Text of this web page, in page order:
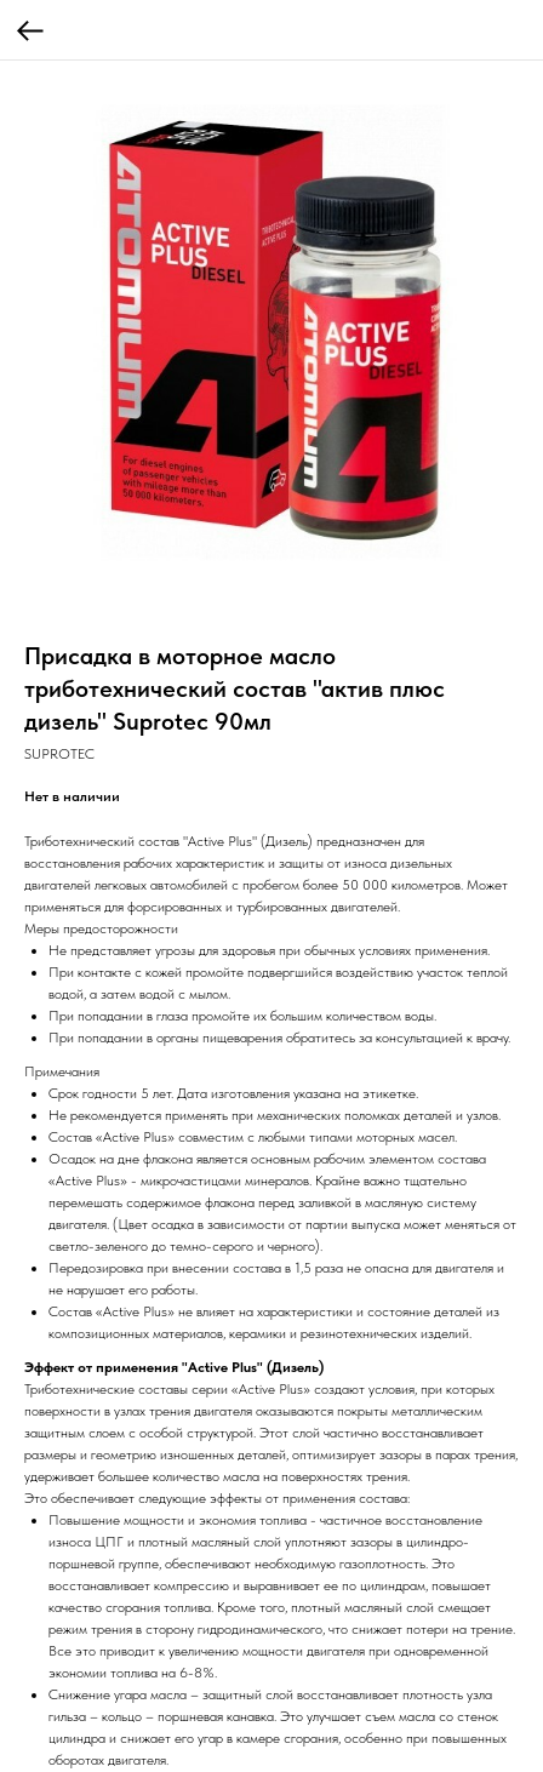
Присадка в моторное масло
триботехнический состав "актив плюс
дизель" Suprotec 90мл
SUPROTEC
Нет в наличии
Триботехнический состав "Active Plus" (Дизель) предназначен для
восстановления рабочих характеристик и защиты от износа дизельных
двигателей легковых автомобилей с пробегом более 50 000 километров. Может
применяться для форсированных и турбированных двигателей.
Меры предосторожности
Не представляет угрозы для здоровья при обычных условиях применения.
При контакте с кожей промойте подвергшийся воздействию участок теплой
водой, а затем водой с мылом.
При попадании в глаза промойте их большим количеством воды.
При попадании в органы пищеварения обратитесь за консультацией к врачу.
Примечания
Срок годности 5 лет. Дата изготовления указана на этикетке.
Не рекомендуется применять при механических поломках деталей и узлов.
Состав «Active Plus» совместим с любыми типами моторных масел.
Осадок на дне флакона является основным рабочим элементом состава
«Active Plus» - микрочастицами минералов. Крайне важно тщательно
перемешать содержимое флакона перед заливкой в масляную систему
двигателя. (Цвет осадка в зависимости от партии выпуска может меняться от
светло-зеленого до темно-серого и черного).
Передозировка при внесении состава в 1,5 раза не опасна для двигателя и
не нарушает его работы.
Состав «Active Plus» не влияет на характеристики и состояние деталей из
композиционных материалов, керамики и резинотехнических изделий.
Эффект от применения "Active Plus" (Дизель)
Триботехнические составы серии «Active Plus» создают условия, при которых
поверхности в узлах трения двигателя оказываются покрыты металлическим
защитным слоем с особой структурой. Этот слой частично восстанавливает
размеры и геометрию изношенных деталей, оптимизирует зазоры в парах трения,
удерживает большее количество масла на поверхностях трения.
Это обеспечивает следующие эффекты от применения состава:
Повышение мощности и экономия топлива - частичное восстановление
износа ЦПГ и плотный масляный слой уплотняют зазоры в цилиндро-
поршневой группе, обеспечивают необходимую газоплотность. Это
восстанавливает компрессию и выравнивает ее по цилиндрам, повышает
качество сгорания топлива. Кроме того, плотный масляный слой смещает
режим трения в сторону гидродинамического, что снижает потери на трение.
Все это приводит к увеличению мощности двигателя при одновременной
экономии топлива на 6-8%.
Снижение угара масла – защитный слой восстанавливает плотность узла
гильза – кольцо – поршневая канавка. Это улучшает съем масла со стенок
цилиндра и снижает его угар в камере сгорания, особенно при повышенных
оборотах двигателя.